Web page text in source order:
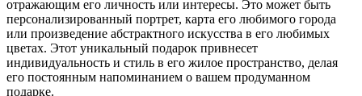
отражающим его личность или интересы. Это может быть
персонализированный портрет, карта его любимого города
или произведение абстрактного искусства в его любимых
цветах. Этот уникальный подарок привнесет
индивидуальность и стиль в его жилое пространство, делая
его постоянным напоминанием о вашем продуманном
подарке.